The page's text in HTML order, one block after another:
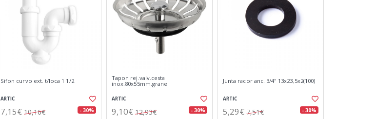
Sifon curvo ext. t/loca 1 1/2
ARTIC
7,15€ 10,16€ - 30%
Tapon rej.valv.cesta
inox.80x55mm.granel
ARTIC
9,10€ 12,93€ - 30%
Junta racor anc. 3/4" 13x23,5x2(100)
ARTIC
5,29€ 7,51€ - 30%